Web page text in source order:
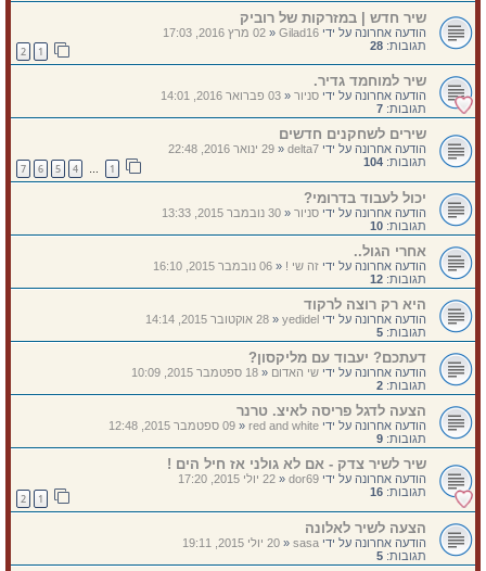
שיר חדש | במזרקות של רוביק
הודעה אחרונה על ידי Gilad16
«02 מרץ 2016, 17:03
תגובות: 28
2
שיר למוחמד גדיר.
הודעה אחרונה על ידי סניור«03 פברואר 2016, 14:01
תגובות: 7
שירים לשחקנים חדשים
הודעה אחרונה על ידי delta7
«29 ינואר 2016, 22:48
תגובות: 104
…
4
5
6
7
יכול לעבוד בדרומי?
הודעה אחרונה על ידי סניור«30 נובמבר 2015, 13:33
תגובות: 10
אחרי הגול..
הודעה אחרונה על ידי זה שי ! «06 נובמבר 2015, 16:10
תגובות: 12
היא רק רוצה לרקוד
הודעה אחרונה על ידי yedidel
«28 אוקטובר 2015, 14:14
תגובות: 5
דעתכם? יעבוד עם מליקסון?
הודעה אחרונה על ידי שי האדום«18 ספטמבר 2015, 10:09
תגובות: 2
הצעה לדגל פריסה לאיצ. טרנר
הודעה אחרונה על ידי red and white
«09 ספטמבר 2015, 12:48
תגובות: 9
שיר לשיר צדק - אם לא גולני אז חיל הים !
הודעה אחרונה על ידי dor69
«22 יולי 2015, 17:20
תגובות: 16
2
הצעה לשיר לאלונה
הודעה אחרונה על ידי sasa
«20 יולי 2015, 19:11
תגובות: 5